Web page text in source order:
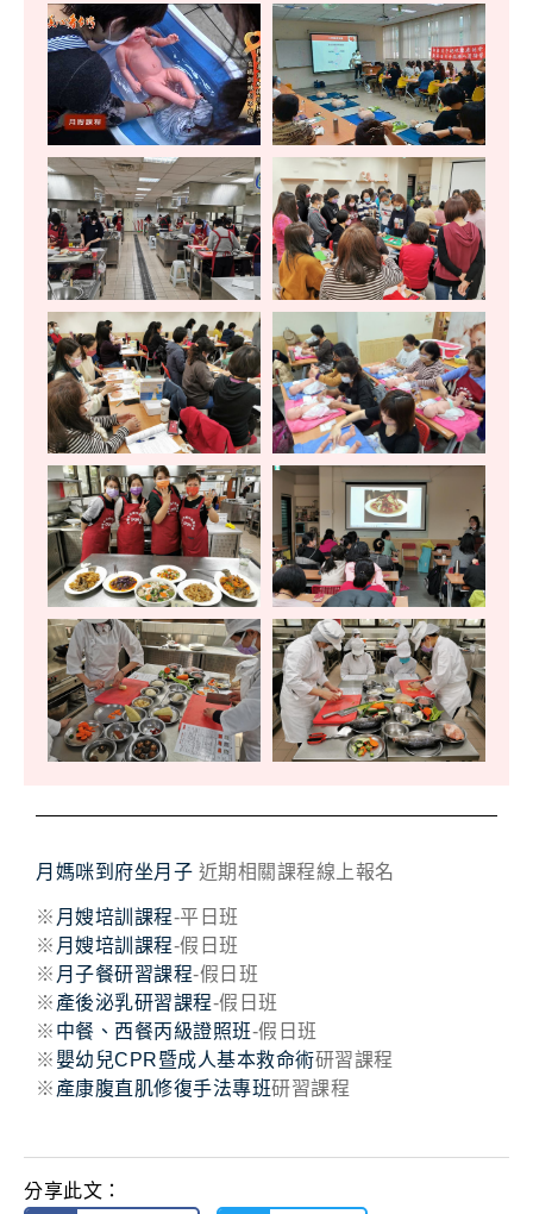
月媽咪到府坐月子 近期相關課程線上報名
※ 月嫂培訓課程-平日班
※ 月嫂培訓課程-假日班
※ 月子餐研習課程-假日班
※ 產後泌乳研習課程-假日班
※ 中餐、西餐丙級證照班-假日班
※ 嬰幼兒CPR暨成人基本救命術研習課程
※ 產康腹直肌修復手法專班研習課程
分享此文：